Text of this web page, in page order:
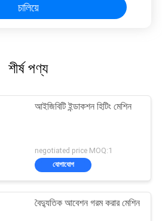
চালিয়ে
শীর্ষ পণ্য
আইজিবিটি ইন্ডাকশন হিটিং মেশিন
negotiated price MOQ:1
যোগাযোগ
বৈদ্যুতিক আবেশন গরম করার মেশিন